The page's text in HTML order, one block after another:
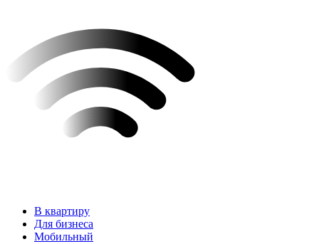
В квартиру
Для бизнеса
Мобильный